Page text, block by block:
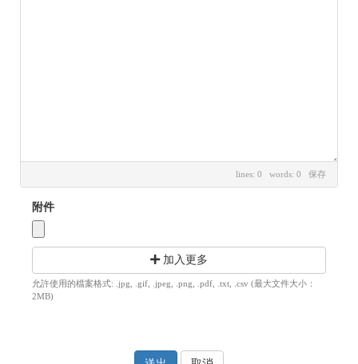
lines: 0 words: 0 保存
附件
加入更多
允許使用的檔案格式: .jpg, .gif, .jpeg, .png, .pdf, .txt, .csv (最大文件大小：
2MB)